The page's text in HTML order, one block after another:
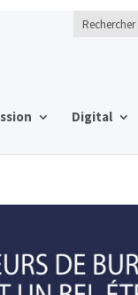
Digital